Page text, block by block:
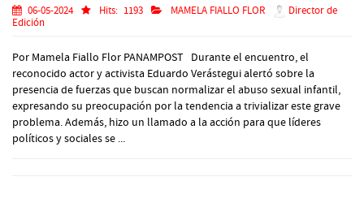
06-05-2024 Hits: 1193 MAMELA FIALLO FLOR
Director de
Edición
Por Mamela Fiallo Flor PANAMPOST Durante el encuentro, el
reconocido actor y activista Eduardo Verástegui alertó sobre la
presencia de fuerzas que buscan normalizar el abuso sexual infantil,
expresando su preocupación por la tendencia a trivializar este grave
problema. Además, hizo un llamado a la acción para que líderes
políticos y sociales se ...